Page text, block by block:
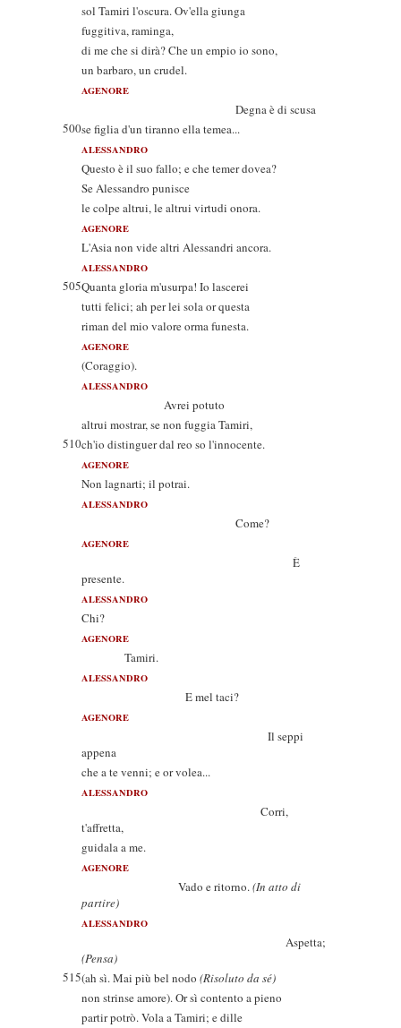
sol Tamiri l'oscura. Ov'ella giunga
fuggitiva, raminga,
di me che si dirà? Che un empio io sono,
un barbaro, un crudel.
AGENORE
Degna è di scusa
500se figlia d'un tiranno ella temea...
ALESSANDRO
Questo è il suo fallo; e che temer dovea?
Se Alessandro punisce
le colpe altrui, le altrui virtudi onora.
AGENORE
L'Asia non vide altri Alessandri ancora.
ALESSANDRO
505Quanta gloria m'usurpa! Io lascerei
tutti felici; ah per lei sola or questa
riman del mio valore orma funesta.
AGENORE
(Coraggio).
ALESSANDRO
Avrei potuto
altrui mostrar, se non fuggia Tamiri,
510ch'io distinguer dal reo so l'innocente.
AGENORE
Non lagnarti; il potrai.
ALESSANDRO
Come?
AGENORE
È
presente.
ALESSANDRO
Chi?
AGENORE
Tamiri.
ALESSANDRO
E mel taci?
AGENORE
Il seppi
appena
che a te venni; e or volea...
ALESSANDRO
Corri,
t'affretta,
guidala a me.
AGENORE
Vado e ritorno.(In atto di
partire)
ALESSANDRO
Aspetta;
(Pensa)
515(ah sì. Mai più bel nodo (Risoluto da sé)
non strinse amore). Or sì contento a pieno
partir potrò. Vola a Tamiri; e dille